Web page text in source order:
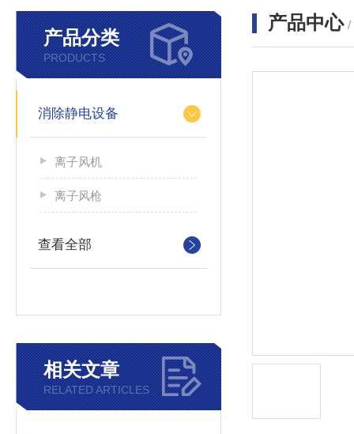
产品分类
PRODUCTS
消除静电设备
离子风机
离子风枪
查看全部
相关文章
RELATED ARTICLES
产品中心 /